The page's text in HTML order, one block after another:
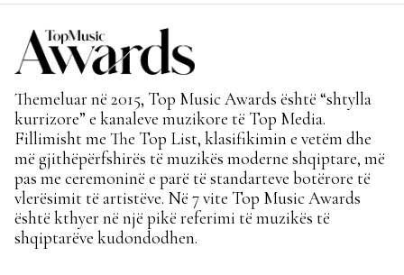
Themeluar në 2015, Top Music Awards është “shtylla
kurrizore” e kanaleve muzikore të Top Media.
Fillimisht me The Top List, klasifikimin e vetëm dhe
më gjithëpërfshirës të muzikës moderne shqiptare, më
pas me ceremoninë e parë të standarteve botërore të
vlerësimit të artistëve. Në 7 vite Top Music Awards
është kthyer në një pikë referimi të muzikës të
shqiptarëve kudondodhen.